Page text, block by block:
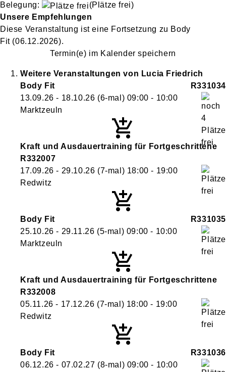
Belegung:
(Plätze frei)
Unsere Empfehlungen
Diese Veranstaltung ist eine Fortsetzung zu Body
Fit(06.12.2026).
Termin(e) im Kalender speichern
Weitere Veranstaltungen von Lucia Friedrich
Body Fit
R331034
13.09.26 - 18.10.26 (6-mal) 09:00 - 10:00
Marktzeuln
Kraft und Ausdauertraining für Fortgeschrittene
R332007
17.09.26 - 29.10.26 (7-mal) 18:00 - 19:00
Redwitz
Body Fit
R331035
25.10.26 - 29.11.26 (5-mal) 09:00 - 10:00
Marktzeuln
Kraft und Ausdauertraining für Fortgeschrittene
R332008
05.11.26 - 17.12.26 (7-mal) 18:00 - 19:00
Redwitz
Body Fit
R331036
06.12.26 - 07.02.27 (8-mal) 09:00 - 10:00